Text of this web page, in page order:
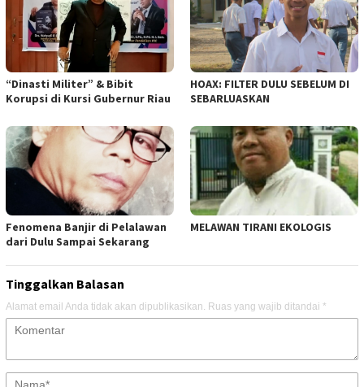
“Dinasti Militer” & Bibit
Korupsi di Kursi Gubernur Riau
HOAX: FILTER DULU SEBELUM DI
SEBARLUASKAN
Fenomena Banjir di Pelalawan
dari Dulu Sampai Sekarang
MELAWAN TIRANI EKOLOGIS
Tinggalkan Balasan
Alamat email Anda tidak akan dipublikasikan. Ruas yang wajib ditandai *